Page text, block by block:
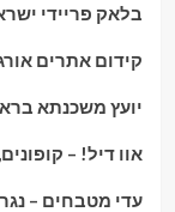
בלאק פריידי
קידום אתרים
יועץ משכנתא
אוו דיל! –
עדי מטבחים –